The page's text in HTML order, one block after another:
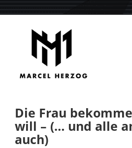
Die Frau
will – (… und alle
auch)